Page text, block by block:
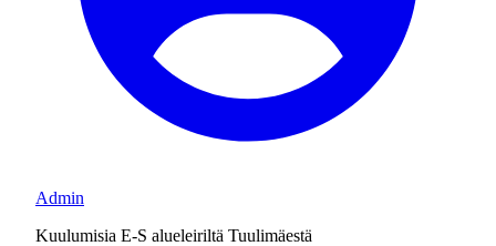
Admin
Kuulumisia E-S alueleiriltä Tuulimäestä